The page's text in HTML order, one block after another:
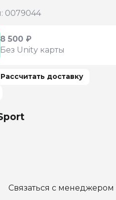
0079044
8 500 ₽
Без Unity карты
Рассчитать доставку
Связаться с менеджером